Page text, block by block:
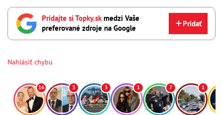
Pridajte si Topky.skmedzi Vaše
preferované zdroje na Google
Pridať
Nahlásiť chybu
16 3 3 1 7 1